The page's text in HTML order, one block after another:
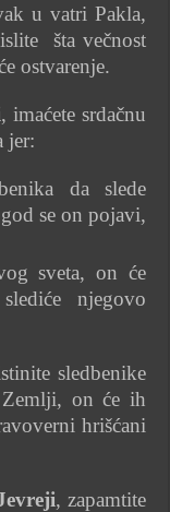
u vatri Pakla,
šta večnost
ostvarenje.
, imaćete srdačnu
jer:
da slede
se on pojavi,
sveta, on će
njegovo
sledbenike
on će ih
hrišćani
, zapamtite